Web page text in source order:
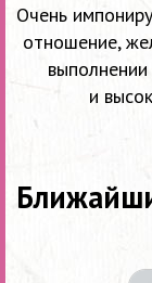
Очень
отношение,
и